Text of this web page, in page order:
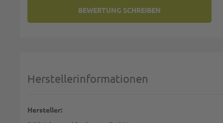
BEWERTUNG SCHREIBEN
Herstellerinformationen
Hersteller: